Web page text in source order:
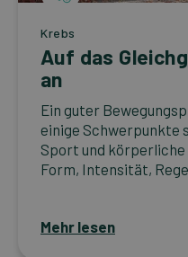
Krebs
Auf das
an
Ein guter
einige Schwerpunkte
Sport und körperliche
Form, Intensität,
Mehr lesen